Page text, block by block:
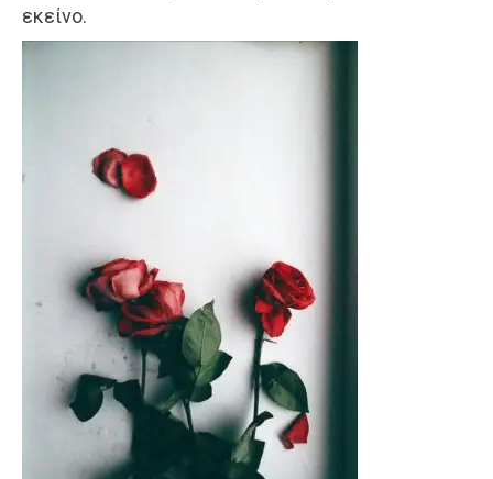
εκείνο.